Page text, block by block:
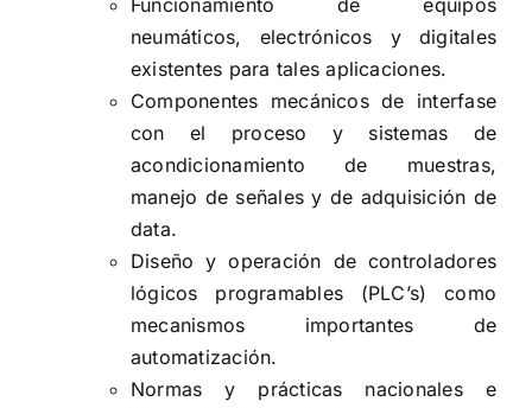
Funcionamiento de equipos
neumáticos, electrónicos y digitales
existentes para tales aplicaciones.
Componentes mecánicos de interfase
con el proceso y sistemas de
acondicionamiento de muestras,
manejo de señales y de adquisición de
data.
Diseño y operación de controladores
lógicos programables (PLC’s) como
mecanismos importantes de
automatización.
Normas y prácticas nacionales e